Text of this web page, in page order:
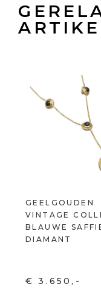
GEELGOUDEN
VINTAGE
BLAUWE
DIAMANT
€ 3.650,-